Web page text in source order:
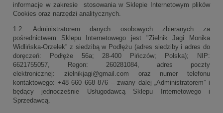
informacje w zakresie stosowania w Sklepie Internetowym plików
Cookies oraz narzędzi analitycznych.
1.2. Administratorem danych osobowych zbieranych za
pośrednictwem Sklepu Internetowego jest "Zielnik Jagi Monika
Widlińska-Orzełek” z siedzibą w Podłężu (adres siedziby i adres do
doręczeń: Podłęże 56a; 28-400 Pińczów; Polska); NIP:
6621755057, Regon: 260281084, adres poczty
elektronicznej: zielnikjagi@gmail.com oraz numer telefonu
kontaktowego: +48 660 668 876 – zwany dalej „Administratorem” i
będący jednocześnie Usługodawcą Sklepu Internetowego i
Sprzedawcą.